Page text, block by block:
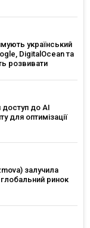
український
DigitalOcean та
розвивати
доступ до AI
для оптимізації
залучила
ринок